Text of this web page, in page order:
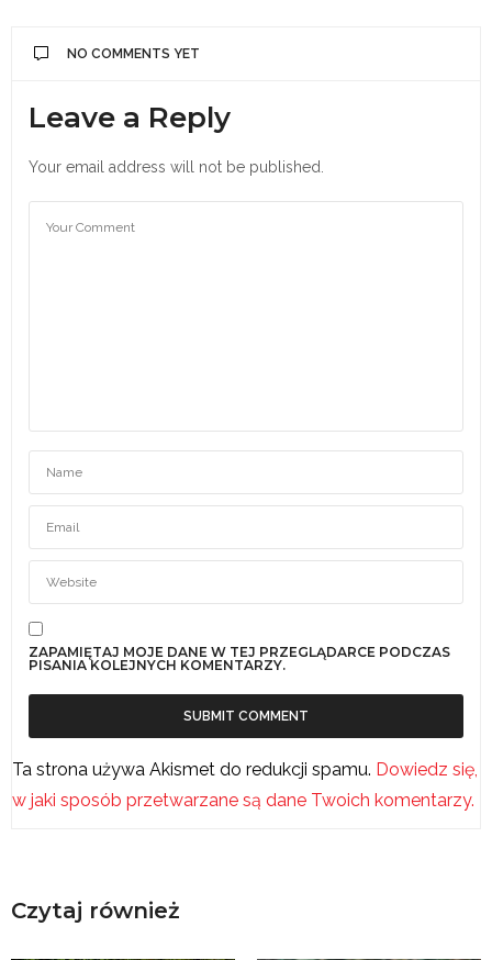
NO COMMENTS YET
Leave a Reply
Your email address will not be published.
ZAPAMIĘTAJ MOJE DANE W TEJ PRZEGLĄDARCE PODCZAS
PISANIA KOLEJNYCH KOMENTARZY.
Ta strona używa Akismet do redukcji spamu. Dowiedz się,
w jaki sposób przetwarzane są dane Twoich komentarzy.
Czytaj również